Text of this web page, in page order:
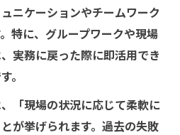
ニケーションやチームワーク
特に、グループワークや現場
実務に戻った際に即活用でき
。
「現場の状況に応じて柔軟に
が挙げられます。過去の失敗